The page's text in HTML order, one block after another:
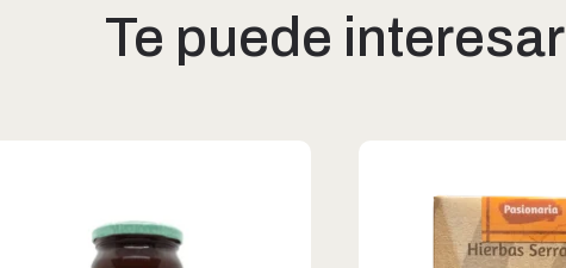
Te puede interesar